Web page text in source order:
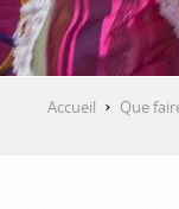
Accueil Que